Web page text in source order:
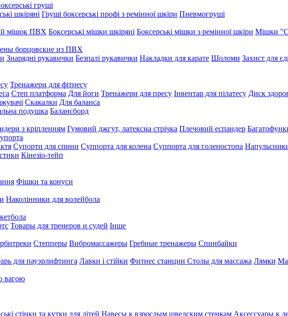
груші
шкіряні Груші боксерські профі з ремінної шкіри Пневмогруші
мішок ПВХ Боксерські мішки шкіряні Боксерські мішки з ремінної шкіри Мішки
борцовские из ПВХ
Знарядні рукавички Безпалі рукавички Накладки для карате Шоломи Захист для
Тренажери для фітнесу
Степ платформа Для йоги Тренажери для пресу Інвентар для пілатесу Диск
Скакалки Для баланса
подушка Балансборд
з кріпленням Гумовий джгут, латексна стрічка Плечовий еспандер
Супорти для спини Суппорта для колена Суппорта для голеностопа
Кінезіо-тейп
Фішки та конуси
Наколінники для волейбола
Товары для тренеров и судей Інше
Степперы Вибромассажеры Гребные тренажеры Спинбайки
для пауэрлифтинга Лавки і стійки Фитнес станции Столы для массажа Лямки
вагою
стінки та кутки для дітей Навесы к взрослым шведским стенкам Аксессуары к